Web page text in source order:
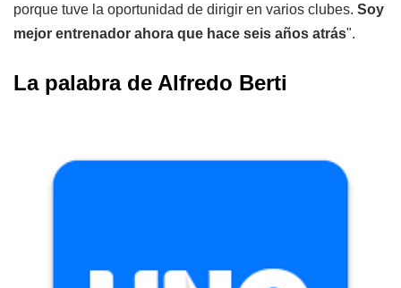
porque tuve la oportunidad de dirigir en varios clubes. Soy
mejor entrenador ahora que hace seis años atrás".
La palabra de Alfredo Berti